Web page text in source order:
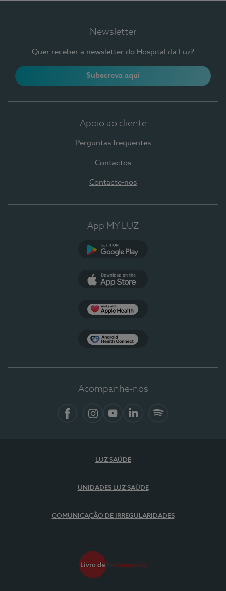
Newsletter
Quer receber a newsletter do Hospital da Luz?
Subscreva aqui
Apoio ao cliente
Perguntas frequentes
Contactos
Contacte-nos
App MY LUZ
Acompanhe-nos
LUZ SAÚDE
UNIDADES LUZ SAÚDE
COMUNICAÇÃO DE IRREGULARIDADES